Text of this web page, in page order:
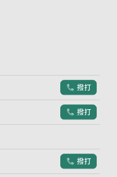
電話符號
撥打
電話符號
撥打
電話符號
撥打